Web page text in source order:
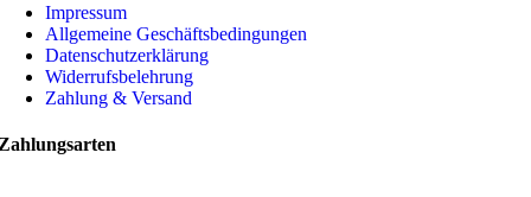
Impressum
Allgemeine Geschäftsbedingungen
Datenschutzerklärung
Widerrufsbelehrung
Zahlung & Versand